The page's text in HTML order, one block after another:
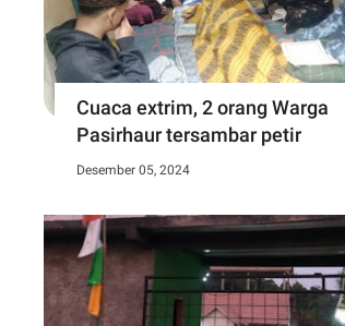
Cuaca extrim, 2 orang Warga
Pasirhaur tersambar petir
Desember 05, 2024